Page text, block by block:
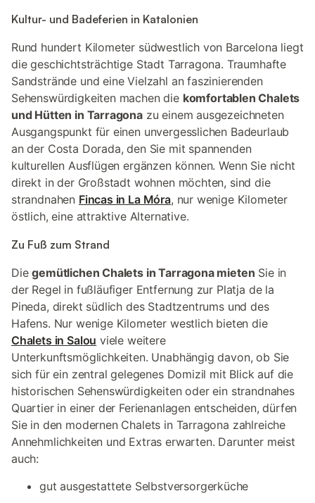
Kultur- und Badeferien in Katalonien
Rund hundert Kilometer südwestlich von Barcelona liegt
die geschichtsträchtige Stadt Tarragona. Traumhafte
Sandstrände und eine Vielzahl an faszinierenden
Sehenswürdigkeiten machen die komfortablen Chalets
und Hütten in Tarragonazu einem ausgezeichneten
Ausgangspunkt für einen unvergesslichen Badeurlaub
an der Costa Dorada, den Sie mit spannenden
kulturellen Ausflügen ergänzen können. Wenn Sie nicht
direkt in der Großstadt wohnen möchten, sind die
strandnahen Fincas in La Móra, nur wenige Kilometer
östlich, eine attraktive Alternative.
Zu Fuß zum Strand
Diegemütlichen Chalets in Tarragona mieten Sie in
der Regel in fußläufiger Entfernung zur Platja de la
Pineda, direkt südlich des Stadtzentrums und des
Hafens. Nur wenige Kilometer westlich bieten die
Chalets in Salou viele weitere
Unterkunftsmöglichkeiten. Unabhängig davon, ob Sie
sich für ein zentral gelegenes Domizil mit Blick auf die
historischen Sehenswürdigkeiten oder ein strandnahes
Quartier in einer der Ferienanlagen entscheiden, dürfen
Sie in den modernen Chalets in Tarragona zahlreiche
Annehmlichkeiten und Extras erwarten. Darunter meist
auch:
gut ausgestattete Selbstversorgerküche